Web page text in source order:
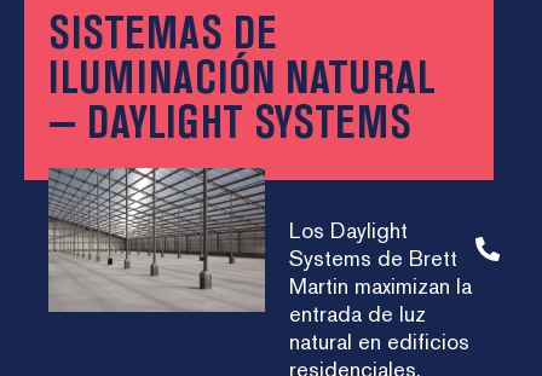
SISTEMAS DE
ILUMINACIÓN NATURAL
— DAYLIGHT SYSTEMS
Los Daylight
Systems de Brett
Martin maximizan la
entrada de luz
natural en edificios
residenciales,